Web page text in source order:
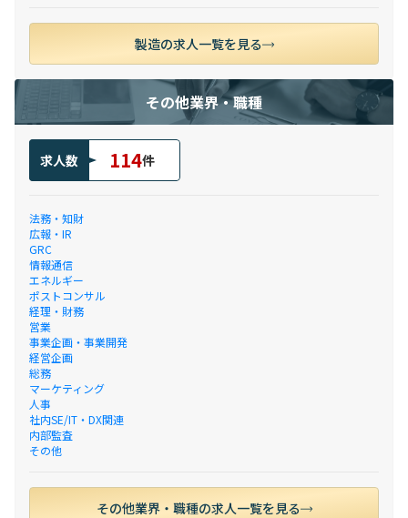
製造の求人一覧を見る
その他業界・職種
求人数 114件
法務・知財
広報・IR
GRC
情報通信
エネルギー
ポストコンサル
経理・財務
営業
事業企画・事業開発
経営企画
総務
マーケティング
人事
社内SE/IT・DX関連
内部監査
その他
その他業界・職種の求人一覧を見る